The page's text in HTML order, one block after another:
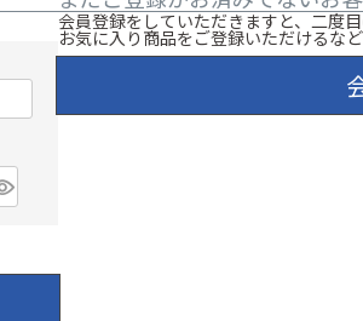
会員登録をしていただきますと、二度
お気に入り商品をご登録いただけるな